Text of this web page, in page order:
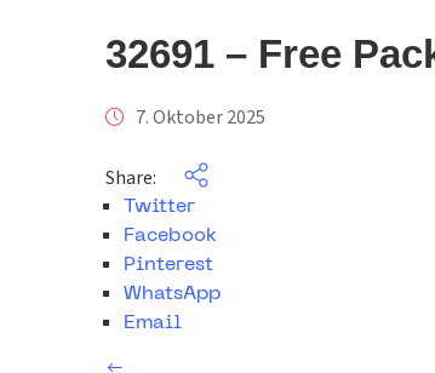
32691 – Free
7. Oktober 2025
Share:
Twitter
Facebook
Pinterest
WhatsApp
Email